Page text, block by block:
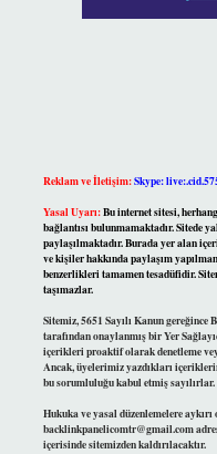
Reklam ve İletişim:Skype:
Yasal Uyarı:Bu internet sitesi,
bağlantısı bulunmamaktadır. Sitede
paylaşılmaktadır. Burada yer alan
ve kişiler hakkında paylaşım
benzerlikleri tamamen tesadüfidir.
taşımazlar.
Sitemiz, 5651 Sayılı Kanun
tarafından onaylanmış bir Yer
içerikleri proaktif olarak denetleme
Ancak, üyelerimiz yazdıkları
bu sorumluluğu kabul etmiş sayılırlar.
Hukuka ve yasal düzenlemelere
backlinkpanelicomtr@gmail.com
içerisinde sitemizden kaldırılacaktır.